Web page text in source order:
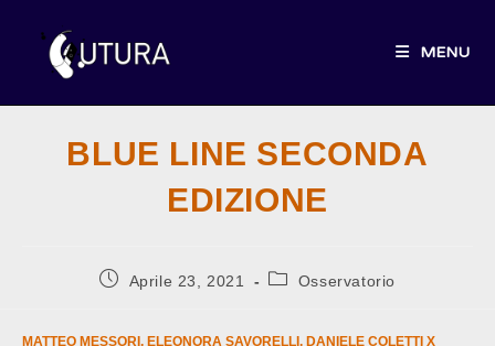
contenuto
MENU
BLUE LINE SECONDA
EDIZIONE
ArticoloAprile 23, 2021
Categoria
Osservatorio
MATTEO MESSORI, ELEONORA SAVORELLI, DANIELE COLETTI X